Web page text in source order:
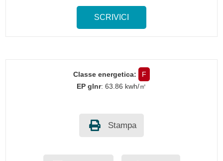
SCRIVICI
Classe energetica:
F
EP glnr: 63.86 kwh/㎡
Stampa